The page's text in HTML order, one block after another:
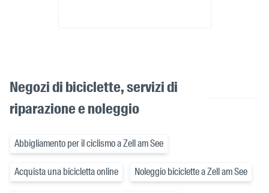
Negozi di biciclette, servizi di
riparazione e noleggio
Abbigliamento per il ciclismo a Zell am See
Acquista una bicicletta online Noleggio biciclette a Zell am See